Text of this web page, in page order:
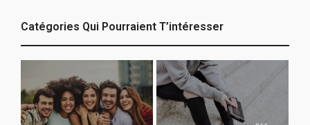
Catégories Qui Pourraient T’intéresser